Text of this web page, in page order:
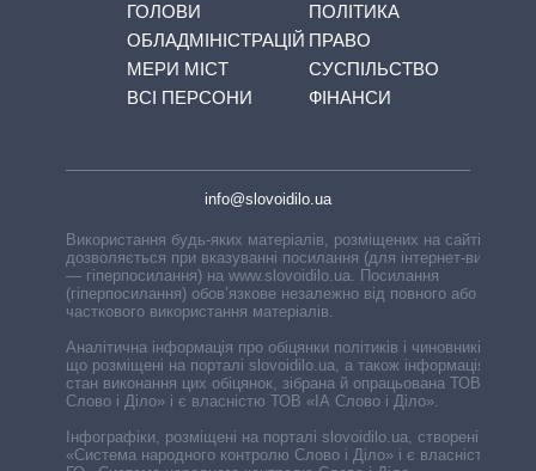
ГОЛОВИ
ОБЛАДМІНІСТРАЦІЙ
МЕРИ МІСТ
ВСІ ПЕРСОНИ
ПОЛІТИКА
ПРАВО
СУСПІЛЬСТВО
ФІНАНСИ
info@slovoidilo.ua
Використання будь-яких матеріалів, розміщених на сайті,
дозволяється при вказуванні посилання (для інтернет-видань
— гіперпосилання) на www.slovoidilo.ua. Посилання
(гіперпосилання) обов’язкове незалежно від повного або
часткового використання матеріалів.
Аналітична інформація про обіцянки політиків і чиновників,
що розміщені на порталі slovoidilo.ua, а також інформація про
стан виконання цих обіцянок, зібрана й опрацьована ТОВ «ІА
Слово і Діло» і є власністю ТОВ «ІА Слово і Діло».
Інфографіки, розміщені на порталі slovoidilo.ua, створені ГО
«Система народного контролю Слово і Діло» і є власністю